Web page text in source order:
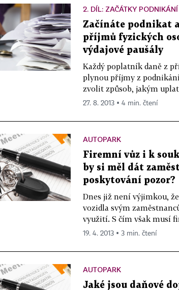
2. DÍL: ZAČÁTKY PODNIKÁNÍ
Začínáte podnikat
příjmů fyzických
výdajové paušály
Každý poplatník daně z
plynou příjmy z
zvolit způsob, jakým
27. 8. 2013 ▪ 4 min. čtení
AUTOPARK
Firemní vůz i k
by si měl dát
poskytování pozor?
Dnes již není výjimkou,
vozidla svým
využití. S čím však musí
19. 4. 2013 ▪ 3 min. čtení
AUTOPARK
Jaké jsou daňové